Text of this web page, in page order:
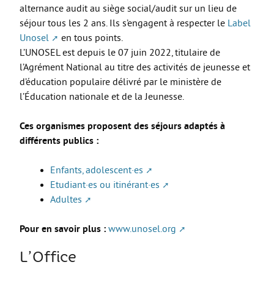
Les stages
L’alternance
Bafa et animation
La formation continue
Métiers en uniforme
INTERNATIONAL
Stages, Études, Formations
Emploi
Volontariat
Bénévolat
alternance audit au siège social/audit sur un lieu de
séjour tous les 2 ans. Ils s’engagent à respecter le Label
Unosel
en tous points.
L’UNOSEL est depuis le 07 juin 2022, titulaire de
l’Agrément National au titre des activités de jeunesse et
d’éducation populaire délivré par le ministère de
l’Éducation nationale et de la Jeunesse.
Ces organismes proposent des séjours adaptés à
différents publics :
Enfants, adolescent·es
Etudiant·es ou itinérant·es
Adultes
Pour en savoir plus : www.unosel.org
L’Office